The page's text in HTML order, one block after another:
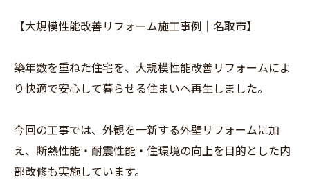
【大規模性能改善リフォーム施工事例｜名取市】
築年数を重ねた住宅を、大規模性能改善リフォームによ
り快適で安心して暮らせる住まいへ再生しました。
今回の工事では、外観を一新する外壁リフォームに加
え、断熱性能・耐震性能・住環境の向上を目的とした内
部改修も実施しています。